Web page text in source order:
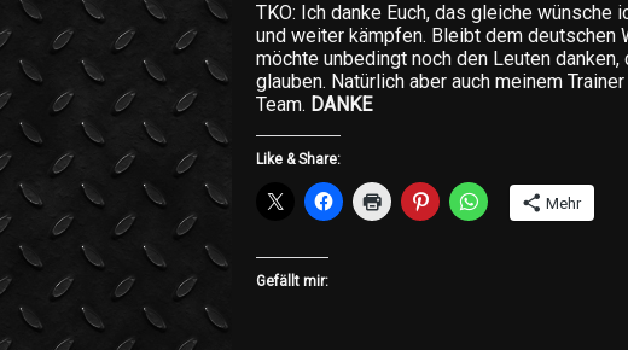
TKO: Ich danke Euch, das gleiche wünsche
und weiter kämpfen. Bleibt dem deutschen
möchte unbedingt noch den Leuten
glauben. Natürlich aber auch meinem
Team. DANKE
Like & Share:
Mehr
Gefällt mir: